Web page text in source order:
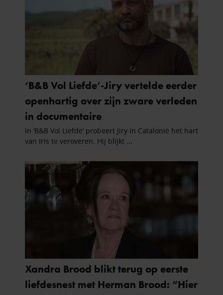
verzameld op basis van uw gebruik van hun services. U
gaat akkoord met onze cookies als u onze website blijft